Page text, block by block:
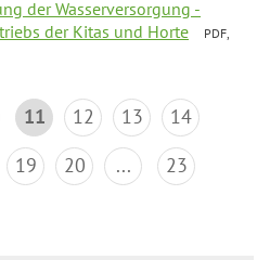
der Wasserversorgung -
der Kitas und Horte
PDF,
11 12 13
14
19 20 ... 23